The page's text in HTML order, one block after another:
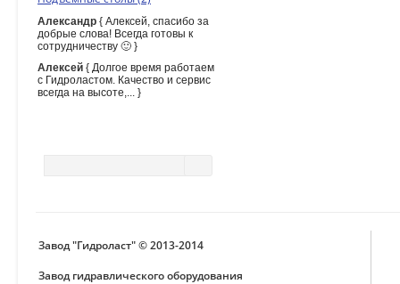
Александр { Алексей, спасибо за
добрые слова! Всегда готовы к
сотрудничеству 🙂 }
Алексей { Долгое время работаем
с Гидроластом. Качество и сервис
всегда на высоте,... }
Завод "Гидроласт" © 2013-2014
Завод гидравлического оборудования